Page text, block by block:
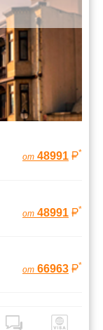
от 48991 *
от 48991 *
от 66963 *